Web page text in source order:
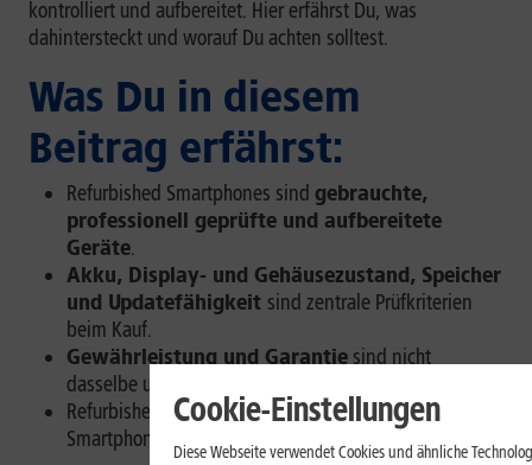
kontrolliert und aufbereitet. Hier erfährst Du, was
dahintersteckt und worauf Du achten solltest.
Was Du in diesem
Beitrag erfährst:
Refurbished Smartphones sind gebrauchte,
professionell geprüfte und aufbereitete
Geräte.
Akku, Display- und Gehäusezustand, Speicher
und Updatefähigkeit sind zentrale Prüfkriterien
beim Kauf.
Gewährleistung und Garantie sind nicht
dasselbe und sollten vor dem Kauf geprüft werden.
Refurbished Geräte verlängerndie Nutzungsdauer von
Smartphones verlängern und schonen Ressourcen.
Cookie-Einstellungen
Diese Webseite verwendet Cookies und ähnliche